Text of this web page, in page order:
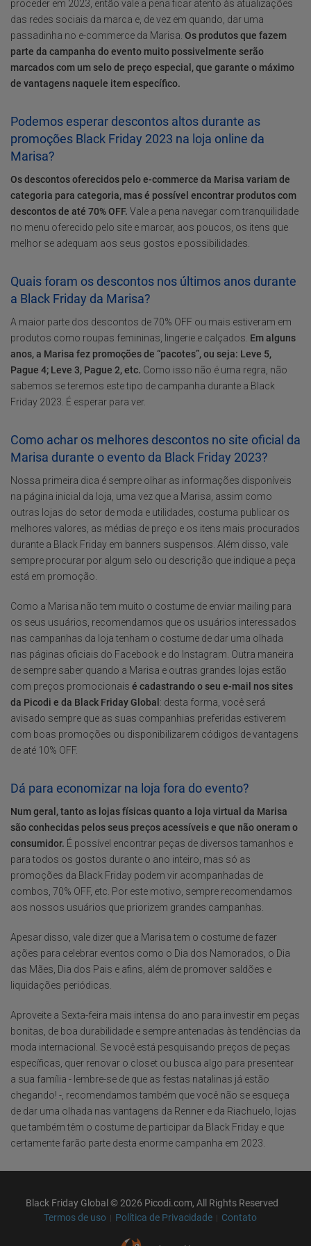
proceder em 2023, então vale a pena ficar atento às atualizações
das redes sociais da marca e, de vez em quando, dar uma
passadinha no e-commerce da Marisa. Os produtos que fazem
parte da campanha do evento muito possivelmente serão
marcados com um selo de preço especial, que garante o máximo
de vantagens naquele item específico.
Podemos esperar descontos altos durante as
promoções Black Friday 2023 na loja online da
Marisa?
Os descontos oferecidos pelo e-commerce da Marisa variam de
categoria para categoria, mas é possível encontrar produtos com
descontos de até 70% OFF. Vale a pena navegar com tranquilidade
no menu oferecido pelo site e marcar, aos poucos, os itens que
melhor se adequam aos seus gostos e possibilidades.
Quais foram os descontos nos últimos anos durante
a Black Friday da Marisa?
A maior parte dos descontos de 70% OFF ou mais estiveram em
produtos como roupas femininas, lingerie e calçados. Em alguns
anos, a Marisa fez promoções de “pacotes”, ou seja: Leve 5,
Pague 4; Leve 3, Pague 2, etc. Como isso não é uma regra, não
sabemos se teremos este tipo de campanha durante a Black
Friday 2023. É esperar para ver.
Como achar os melhores descontos no site oficial da
Marisa durante o evento da Black Friday 2023?
Nossa primeira dica é sempre olhar as informações disponíveis
na página inicial da loja, uma vez que a Marisa, assim como
outras lojas do setor de moda e utilidades, costuma publicar os
melhores valores, as médias de preço e os itens mais procurados
durante a Black Friday em banners suspensos. Além disso, vale
sempre procurar por algum selo ou descrição que indique a peça
está em promoção.
Como a Marisa não tem muito o costume de enviar mailing para
os seus usuários, recomendamos que os usuários interessados
nas campanhas da loja tenham o costume de dar uma olhada
nas páginas oficiais do Facebook e do Instagram. Outra maneira
de sempre saber quando a Marisa e outras grandes lojas estão
com preços promocionais é cadastrando o seu e-mail nos sites
da Picodi e da Black Friday Global : desta forma, você será
avisado sempre que as suas companhias preferidas estiverem
com boas promoções ou disponibilizarem códigos de vantagens
de até 10% OFF.
Dá para economizar na loja fora do evento?
Num geral, tanto as lojas físicas quanto a loja virtual da Marisa
são conhecidas pelos seus preços acessíveis e que não oneram o
consumidor. É possível encontrar peças de diversos tamanhos e
para todos os gostos durante o ano inteiro, mas só as
promoções da Black Friday podem vir acompanhadas de
combos, 70% OFF, etc. Por este motivo, sempre recomendamos
aos nossos usuários que priorizem grandes campanhas.
Apesar disso, vale dizer que a Marisa tem o costume de fazer
ações para celebrar eventos como o Dia dos Namorados, o Dia
das Mães, Dia dos Pais e afins, além de promover saldões e
liquidações periódicas.
Aproveite a Sexta-feira mais intensa do ano para investir em peças
bonitas, de boa durabilidade e sempre antenadas às tendências da
moda internacional. Se você está pesquisando preços de peças
específicas, quer renovar o closet ou busca algo para presentear
a sua família - lembre-se de que as festas natalinas já estão
chegando! -, recomendamos também que você não se esqueça
de dar uma olhada nas vantagens da Renner e da Riachuelo, lojas
que também têm o costume de participar da Black Friday e que
certamente farão parte desta enorme campanha em 2023.
Black Friday Global © 2026 Picodi.com, All Rights Reserved
Termos de uso
Política de Privacidade Contato